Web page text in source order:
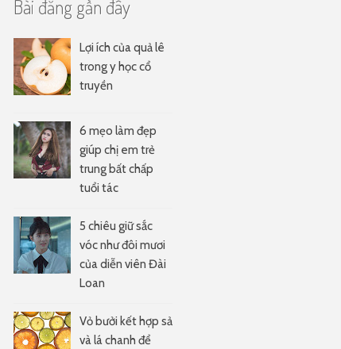
Bài đăng gần đây
Lợi ích của quả lê
trong y học cổ
truyền
6 mẹo làm đẹp
giúp chị em trẻ
trung bất chấp
tuổi tác
5 chiêu giữ sắc
vóc như đôi mươi
của diễn viên Đài
Loan
Vỏ bưởi kết hợp sả
và lá chanh để